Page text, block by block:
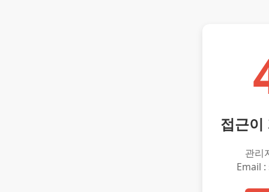
접근이
관리
Email